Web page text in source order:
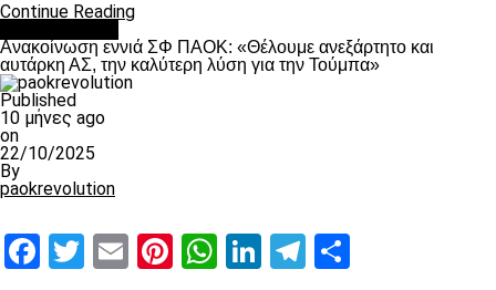
Continue Reading
Ανακοίνωση εννιά ΣΦ ΠΑΟΚ: «Θέλουμε ανεξάρτητο και
αυτάρκη ΑΣ, την καλύτερη λύση για την Τούμπα»
Published
10 μήνες ago
on
22/10/2025
By
paokrevolution
Facebook
Twitter
EmailPinterest
WhatsApp
LinkedIn
Telegram